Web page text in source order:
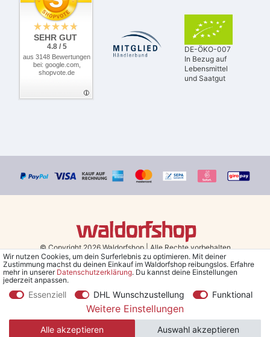
SEHR GUT
4.8 / 5
aus 3148 Bewertungen
bei: google.com,
shopvote.de
DE-ÖKO-007
In Bezug auf
Lebensmittel
und Saatgut
© Copyright 2026 Waldorfshop|Alle Rechte vorbehalten.
Bestellungen mit Prio Versand bis 13 Uhr, garantierter Versand am
*Kostenlose Lieferung in Deutschland und Österreich ab 79 €.
nur für Sparversand - ausgenommen Sperrgut und Speditionsware)
**Den 5€ Gutschein erhältst du nach Bestätigung des Newsletters
Wir nutzen Cookies, um dein Surferlebnis zu optimieren. Mit deiner
Zustimmung machst du deinen Einkauf im Waldorfshop reibungslos. Erfahre
mehr in unserer Daten­schutz­erklärung. Du kannst deine Einstellungen
jederzeit anpassen.
Essenziell DHL Wunschzustellung Funktional
Weitere Einstellungen
Alle akzeptieren Auswahl akzeptieren